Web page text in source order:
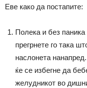
Еве како да постапите:
Полека и без
прегрнете го така
наслонета
ќе се избегне да
желудникот во